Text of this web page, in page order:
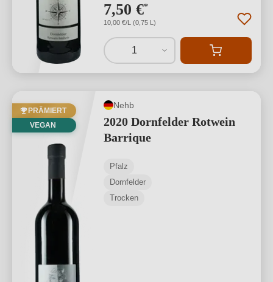
7,50 €*
10,00 €/L (0,75 L)
1
PRÄMIERT
VEGAN
Nehb
2020 Dornfelder Rotwein
Barrique
Pfalz
Dornfelder
Trocken